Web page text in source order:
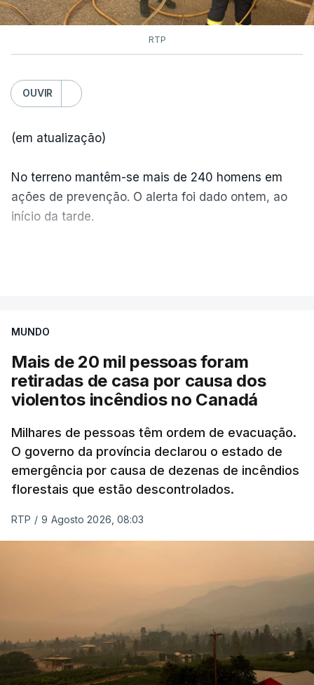
RTP
OUVIR
(em atualização)
No terreno mantêm-se mais de 240 homens em
ações de prevenção. O alerta foi dado ontem, ao
início da tarde.
MUNDO
Mais de 20 mil pessoas foram
retiradas de casa por causa dos
violentos incêndios no Canadá
Milhares de pessoas têm ordem de evacuação.
O governo da província declarou o estado de
emergência por causa de dezenas de incêndios
florestais que estão descontrolados.
RTP / 9 Agosto 2026, 08:03